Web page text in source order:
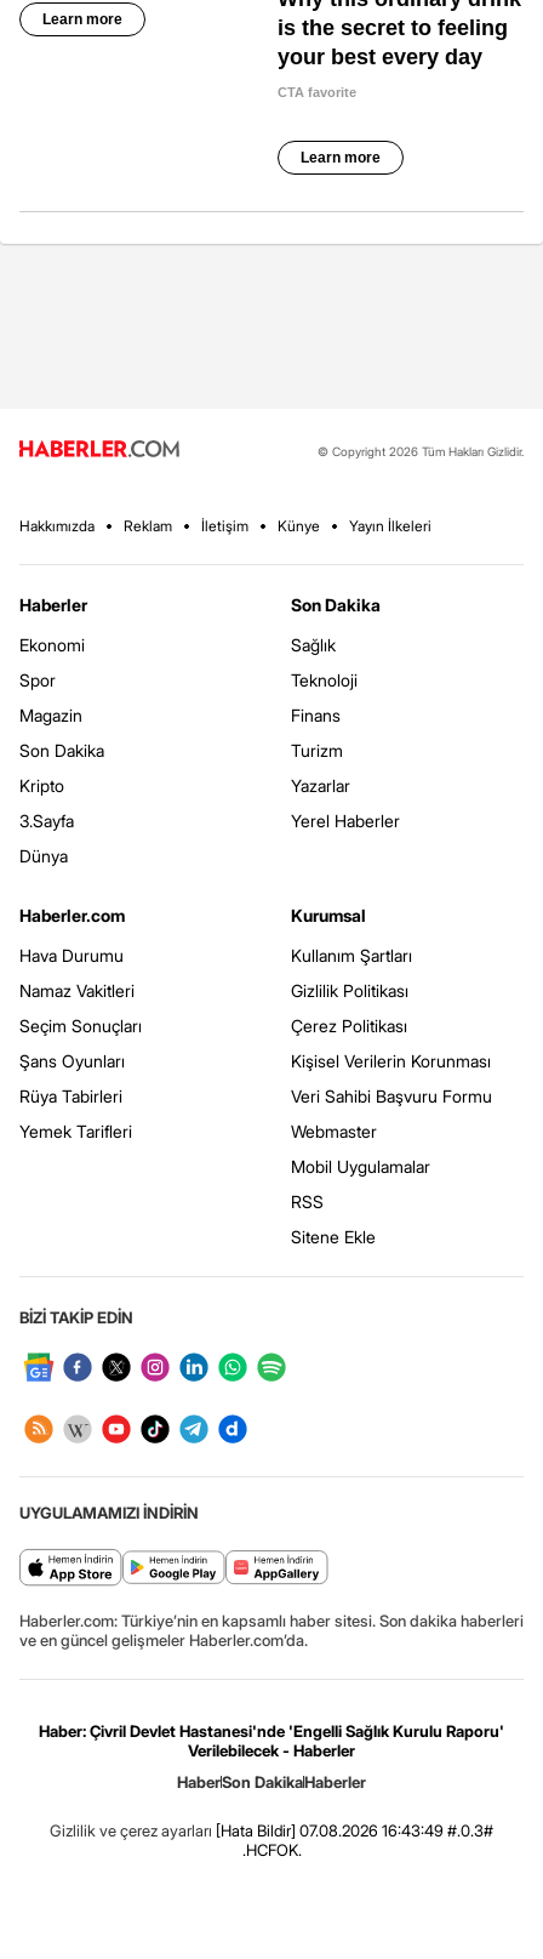
© Copyright 2026 Tüm Hakları Gizlidir.
Hakkımızda Reklam İletişim Künye Yayın İlkeleri
Haberler
Ekonomi
Spor
Magazin
Son Dakika
Kripto
3.Sayfa
Dünya
Son Dakika
Sağlık
Teknoloji
Finans
Turizm
Yazarlar
Yerel Haberler
Haberler.com
Hava Durumu
Namaz Vakitleri
Seçim Sonuçları
Şans Oyunları
Rüya Tabirleri
Yemek Tarifleri
Kurumsal
Kullanım Şartları
Gizlilik Politikası
Çerez Politikası
Kişisel Verilerin Korunması
Veri Sahibi Başvuru Formu
Webmaster
Mobil Uygulamalar
RSS
Sitene Ekle
BİZİ TAKİP EDİN
UYGULAMAMIZI İNDİRİN
Haberler.com: Türkiye’nin en kapsamlı haber sitesi. Son dakika haberleri
ve en güncel gelişmeler Haberler.com’da.
Haber: Çivril Devlet Hastanesi'nde 'Engelli Sağlık Kurulu Raporu'
Verilebilecek - Haberler
HaberSon DakikaHaberler
Gizlilik ve çerez ayarları [Hata Bildir] 07.08.2026 16:43:49 #.0.3#
.HCFOK.